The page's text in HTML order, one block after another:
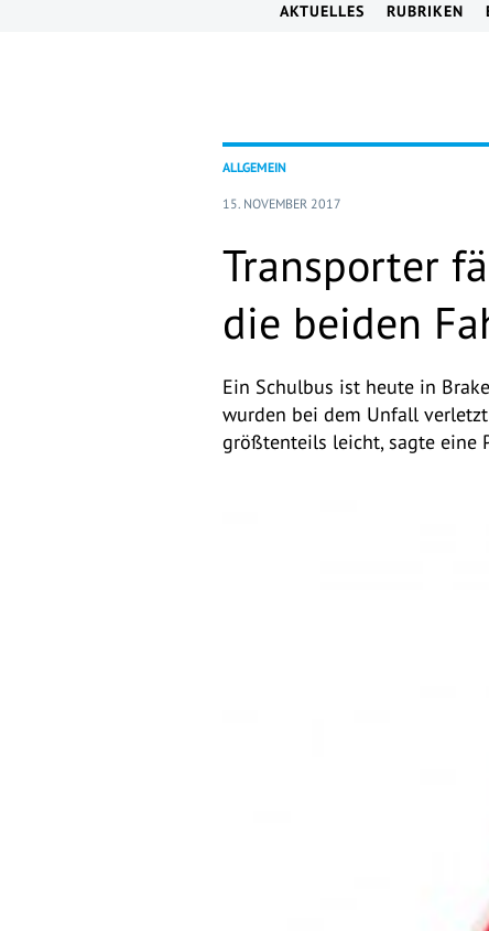
AKTUELLES RUBRIKEN
ALLGEMEIN
15. NOVEMBER 2017
Transporter
die beiden
Ein Schulbus ist heute in
wurden bei dem Unfall
größtenteils leicht, sagte eine